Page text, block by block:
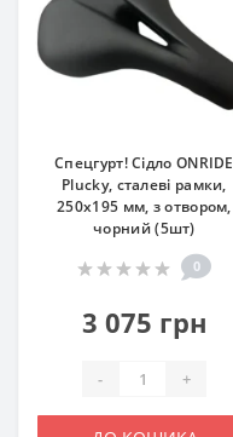
Спецгурт! Сідло ONRIDE
Plucky, сталеві рамки,
250х195 мм, з отвором,
чорний (5шт)
0
3 075 грн
- +